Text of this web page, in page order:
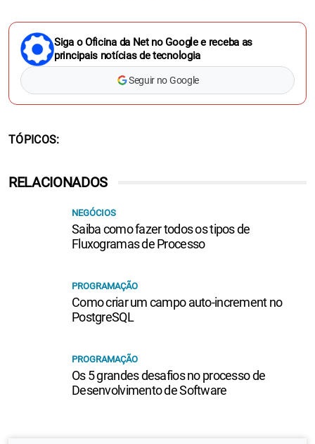
Siga o Oficina da Net no Google e receba as
principais notícias de tecnologia
Seguir no Google
TÓPICOS
RELACIONADOS
NEGÓCIOS
Saiba como fazer todos os tipos de
Fluxogramas de Processo
PROGRAMAÇÃO
Como criar um campo auto-increment no
PostgreSQL
PROGRAMAÇÃO
Os 5 grandes desafios no processo de
Desenvolvimento de Software